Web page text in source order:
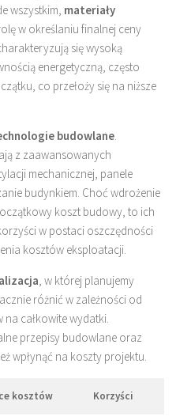
wszystkim, materiały
w określaniu finalnej ceny
się wysoką
energetyczną, często
co przełoży się na niższe
budowlane.
z zaawansowanych
mechanicznej, panele
budynkiem. Choć wdrożenie
koszt budowy, to ich
w postaci oszczędności
kosztów eksploatacji.
, w której planujemy
różnić w zależności od
całkowite wydatki.
przepisy budowlane oraz
wpłynąć na koszty projektu.
kosztów Korzyści